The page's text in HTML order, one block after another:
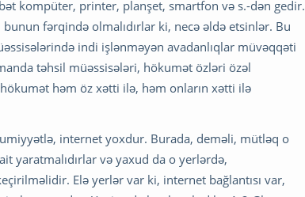
kompüter, printer, planşet, smartfon və s.-dən gedir.
fərqində olmalıdırlar ki, necə əldə etsinlər. Bu
indi işlənməyən avadanlıqlar müvəqqəti
təhsil müəssisələri, hökumət özləri özəl
həm öz xətti ilə, həm onların xətti ilə
internet yoxdur. Burada, deməli, mütləq o
yaratmalıdırlar və yaxud da o yerlərdə,
Elə yerlər var ki, internet bağlantısı var,